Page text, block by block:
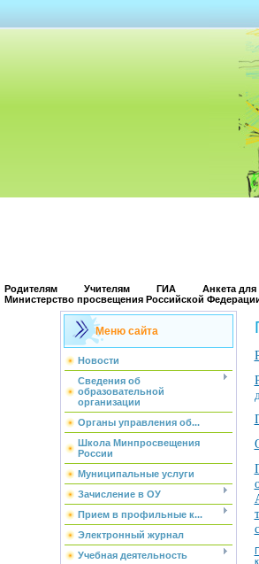
Родителям Учителям ГИА Анкета для
Министерство просвещения Российской
Меню сайта
Новости
Сведения об
образовательной
организации
Органы управления об...
Школа Минпросвещения
России
Муниципальные услуги
Зачисление в ОУ
Прием в профильные к...
Электронный журнал
Учебная деятельность